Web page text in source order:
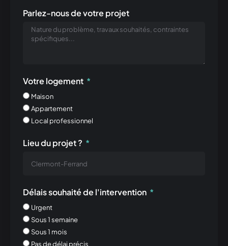
Parlez-nous de votre projet
Votre logement
Maison
Appartement
Local professionnel
Lieu du projet ?
Délais souhaité de l'intervention
Urgent
Sous 1 semaine
Sous 1 mois
Pas de délai précis